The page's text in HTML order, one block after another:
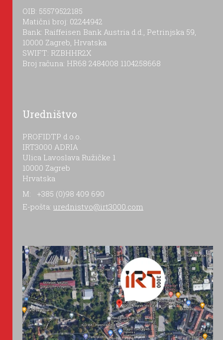
OIB: 55579522185
Matični broj: 02244942
Bank: Raiffeisen Bank Austria d.d., Petrinjska 59,
10000 Zagreb, Hrvatska
SWIFT: RZBHHR2X
Broj računa: HR68 2484008 1104258668
Uredništvo
PROFIDTP d.o.o.
IRT3000 ADRIA
Ulica Lavoslava Ružičke 1
10000 Zagreb
Hrvatska
M: +385 (0)98 409 690
E-pošta: urednistvo@irt3000.com